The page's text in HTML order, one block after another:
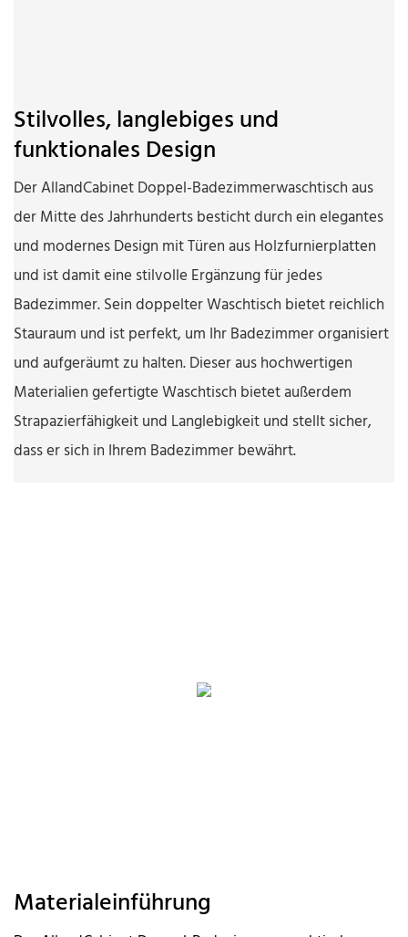
Stilvolles, langlebiges und
funktionales Design
Der AllandCabinet Doppel-Badezimmerwaschtisch aus
der Mitte des Jahrhunderts besticht durch ein elegantes
und modernes Design mit Türen aus Holzfurnierplatten
und ist damit eine stilvolle Ergänzung für jedes
Badezimmer. Sein doppelter Waschtisch bietet reichlich
Stauraum und ist perfekt, um Ihr Badezimmer organisiert
und aufgeräumt zu halten. Dieser aus hochwertigen
Materialien gefertigte Waschtisch bietet außerdem
Strapazierfähigkeit und Langlebigkeit und stellt sicher,
dass er sich in Ihrem Badezimmer bewährt.
Materialeinführung